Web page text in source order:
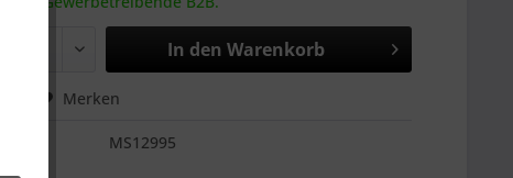
In den Warenkorb
Merken
MS12995